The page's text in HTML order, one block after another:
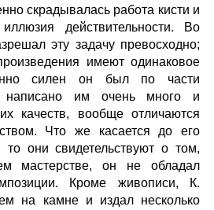
скрадывалась работа кисти и
действительности. Во
эту задачу превосходно;
имеют одинаковое
силен он был по части
написано им очень много и
качеств, вообще отличаются
Что же касается до его
то они свидетельствуют о том,
мастерстве, он не обладал
Кроме живописи, К.
на камне и издал несколько